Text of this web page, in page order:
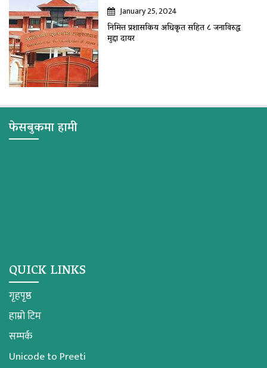
January 25, 2024
निमित्त प्रशासकिय अधिकृत सहित ८ जनाविरुद्ध
मुद्दा दायर
फेसबुकमा हामी
QUICK LINKS
गृहपृष्ठ
हाम्रो टिम
सम्पर्क
Unicode to Preeti